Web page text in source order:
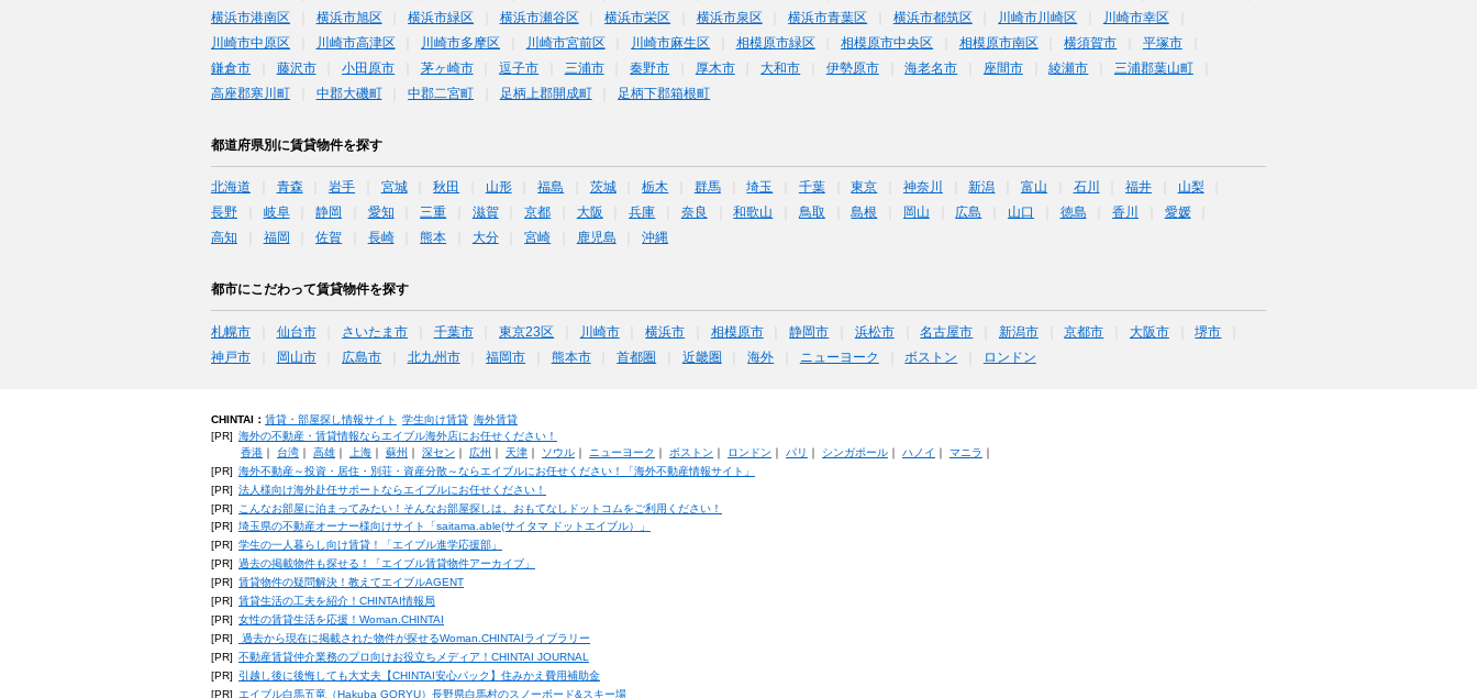
横浜市港南区
横浜市旭区 横浜市緑区 横浜市瀬谷区 横浜市栄区 横浜市泉区 横浜市青葉区 横浜市都筑区 川崎市川崎区
川崎市幸区
川崎市中原区
川崎市高津区 川崎市多摩区 川崎市宮前区 川崎市麻生区 相模原市緑区 相模原市中央区 相模原市南区 横須賀市
平塚市
鎌倉市
藤沢市 小田原市 茅ヶ崎市 逗子市 三浦市 秦野市 厚木市 大和市 伊勢原市 海老名市 座間市 綾瀬市
三浦郡葉山町
高座郡寒川町
中郡大磯町 中郡二宮町 足柄上郡開成町 足柄下郡箱根町
都道府県別に賃貸物件を探す
北海道 青森 岩手 宮城 秋田 山形 福島 茨城 栃木 群馬 埼玉 千葉 東京 神奈川 新潟 富山 石川 福井
山梨
長野
岐阜 静岡 愛知 三重 滋賀 京都 大阪 兵庫 奈良 和歌山 鳥取 島根 岡山 広島 山口 徳島 香川
愛媛
高知
福岡 佐賀 長崎 熊本 大分 宮崎 鹿児島 沖縄
都市にこだわって賃貸物件を探す
札幌市 仙台市 さいたま市 千葉市 東京23区 川崎市 横浜市 相模原市 静岡市 浜松市 名古屋市 新潟市 京都市 大阪市
堺市
神戸市
岡山市 広島市 北九州市 福岡市 熊本市 首都圏 近畿圏 海外 ニューヨーク ボストン ロンドン
CHINTAI： 賃貸・部屋探し情報サイト 学生向け賃貸 海外賃貸
[PR] 海外の不動産・賃貸情報ならエイブル海外店にお任せください！
香港｜ 台湾｜ 高雄｜ 上海｜ 蘇州 ｜ 深セン ｜ 広州 ｜ 天津｜ ソウル｜ ニューヨーク ｜ ボストン ｜ ロンドン ｜ パリ ｜ シンガポール｜ ハノイ ｜ マニラ ｜
[PR] 海外不動産～投資・居住・別荘・資産分散～ならエイブルにお任せください！「海外不動産情報サイト」
[PR] 法人様向け海外赴任サポートならエイブルにお任せください！
[PR]
こんなお部屋に泊まってみたい！そんなお部屋探しは、おもてなしドットコムをご利用ください！
[PR] 埼玉県の不動産オーナー様向けサイト「saitama.able(サイタマ ドットエイブル）」
[PR] 学生の一人暮らし向け賃貸！「エイブル進学応援部」
[PR] 過去の掲載物件も探せる！「エイブル賃貸物件アーカイブ」
[PR] 賃貸物件の疑問解決！教えてエイブルAGENT
[PR] 賃貸生活の工夫を紹介！CHINTAI情報局
[PR] 女性の賃貸生活を応援！Woman.CHINTAI
[PR]
過去から現在に掲載された物件が探せるWoman.CHINTAIライブラリー
[PR] 不動産賃貸仲介業務のプロ向けお役立ちメディア！CHINTAI JOURNAL
[PR]
引越し後に後悔しても大丈夫【CHINTAI安心パック】住みかえ費用補助金
[PR] エイブル白馬五竜（Hakuba GORYU）長野県白馬村のスノーボード&スキー場